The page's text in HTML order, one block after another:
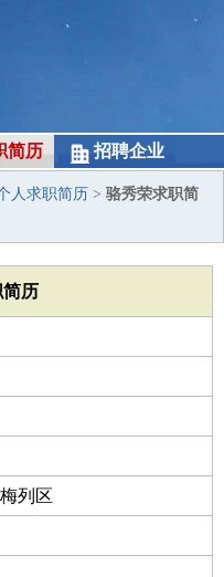
简历 招聘企业
人求职简历 > 骆秀荣求职简
历
业技术学院数控模具中
列区